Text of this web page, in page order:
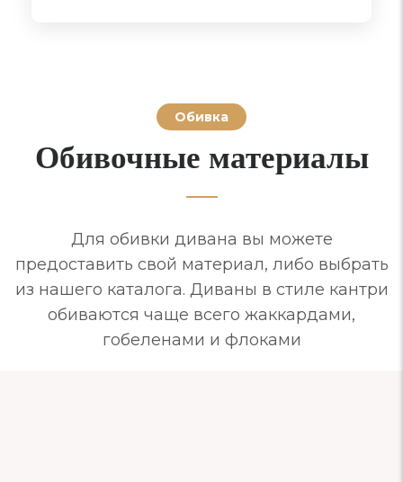
Обивка
Обивочные материалы
Для обивки дивана вы можете
предоставить свой материал, либо выбрать
из нашего каталога. Диваны в стиле кантри
обиваются чаще всего жаккардами,
гобеленами и флоками